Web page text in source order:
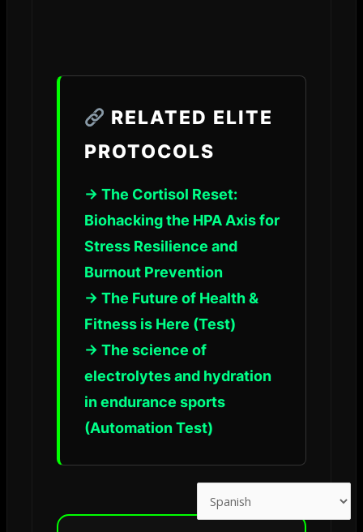
RELATED ELITE
PROTOCOLS
→ The Cortisol Reset:
Biohacking the HPA Axis for
Stress Resilience and
Burnout Prevention
→ The Future of Health &
Fitness is Here (Test)
→ The science of
electrolytes and hydration
in endurance sports
(Automation Test)